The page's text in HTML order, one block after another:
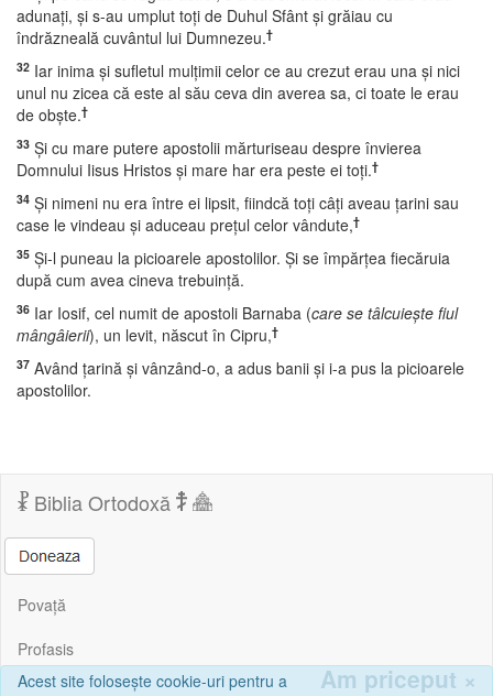
adunaţi, şi s-au umplut toţi de Duhul Sfânt şi grăiau cu
îndrăzneală cuvântul lui Dumnezeu.†
32 Iar inima şi sufletul mulţimii celor ce au crezut erau una şi nici
unul nu zicea că este al său ceva din averea sa, ci toate le erau
de obşte.†
33 Şi cu mare putere apostolii mărturiseau despre învierea
Domnului Iisus Hristos şi mare har era peste ei toţi.†
34 Şi nimeni nu era între ei lipsit, fiindcă toţi câţi aveau ţarini sau
case le vindeau şi aduceau preţul celor vândute,†
35 Şi-l puneau la picioarele apostolilor. Şi se împărţea fiecăruia
după cum avea cineva trebuinţă.
36 Iar Iosif, cel numit de apostoli Barnaba (care se tâlcuieşte fiul
mângâierii), un levit, născut în Cipru,†
37 Având ţarină şi vânzând-o, a adus banii şi i-a pus la picioarele
apostolilor.
Biblia Ortodoxă
Povață
Profasis
Am priceput ×
Acest site folosește cookie-uri pentru a